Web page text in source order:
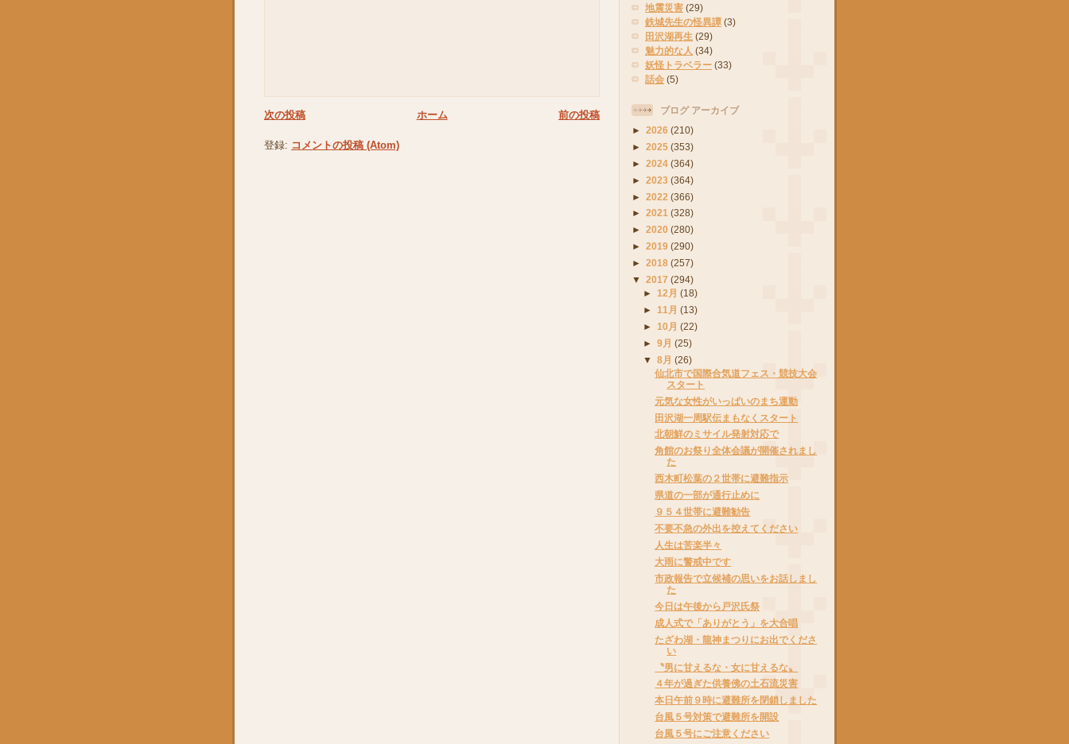
次の投稿 前の投稿
ホーム
登録: コメントの投稿 (Atom)
地震災害 (29)
鉄城先生の怪異譚 (3)
田沢湖再生 (29)
魅力的な人 (34)
妖怪トラベラー (33)
話会 (5)
ブログ アーカイブ
► 2026 (210)
► 2025 (353)
► 2024 (364)
► 2023 (364)
► 2022 (366)
► 2021 (328)
► 2020 (280)
► 2019 (290)
► 2018 (257)
▼ 2017 (294)
► 12月(18)
► 11月(13)
► 10月(22)
►9月(25)
▼8月(26)
仙北市で国際合気道フェス・競技大会
スタート
元気な女性がいっぱいのまち運動
田沢湖一周駅伝まもなくスタート
北朝鮮のミサイル発射対応で
角館のお祭り全体会議が開催されまし
た
西木町松葉の２世帯に避難指示
県道の一部が通行止めに
９５４世帯に避難勧告
不要不急の外出を控えてください
人生は苦楽半々
大雨に警戒中です
市政報告で立候補の思いをお話しまし
た
今日は午後から戸沢氏祭
成人式で「ありがとう」を大合唱
たざわ湖・龍神まつりにお出でくださ
い
〝男に甘えるな・女に甘えるな〟
４年が過ぎた供養佛の土石流災害
本日午前９時に避難所を閉鎖しました
台風５号対策で避難所を開設
台風５号にご注意ください